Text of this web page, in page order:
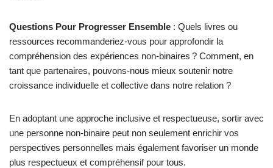
Questions Pour Progresser Ensemble : Quels livres ou
ressources recommanderiez-vous pour approfondir la
compréhension des expériences non-binaires ? Comment, en
tant que partenaires, pouvons-nous mieux soutenir notre
croissance individuelle et collective dans notre relation ?
En adoptant une approche inclusive et respectueuse, sortir avec
une personne non-binaire peut non seulement enrichir vos
perspectives personnelles mais également favoriser un monde
plus respectueux et compréhensif pour tous.